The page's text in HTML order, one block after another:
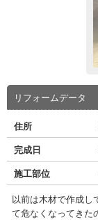
リフォームデータ
住所
完成日
施工部位
以前は木材で作成し
て危なくなってきた